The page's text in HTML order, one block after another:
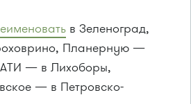
в Зеленоград,
Планерную —
— в Лихоборы,
— в Петровско-